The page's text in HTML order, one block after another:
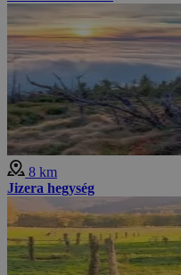
8 km
Jizera hegység